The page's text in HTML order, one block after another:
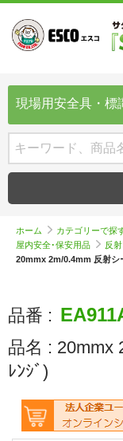
現場用安全具・標
ホーム カテゴリーで探
屋内安全･保安用品
反
20mmx 2m/0.4mm 反射シ
品番 :
品名 : 20mmx
ﾚﾝｼﾞ)